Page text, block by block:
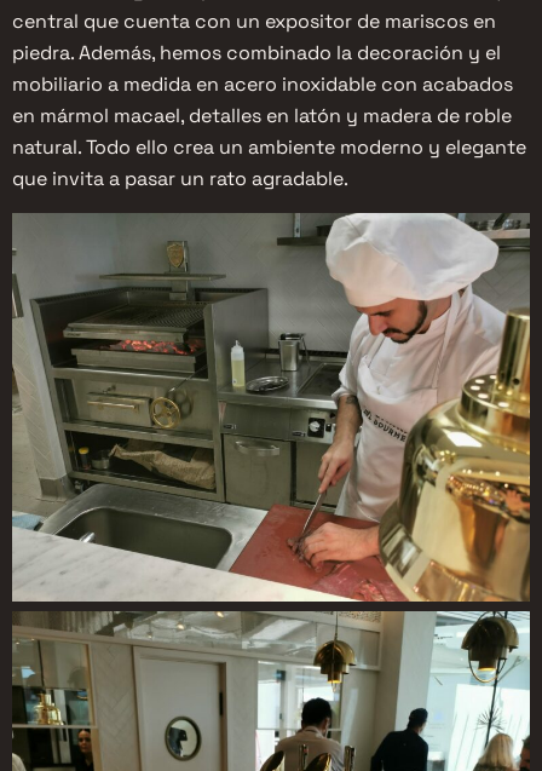
central que cuenta con un expositor de mariscos en
piedra. Además, hemos combinado la decoración y el
mobiliario a medida en acero inoxidable con acabados
en mármol macael, detalles en latón y madera de roble
natural. Todo ello crea un ambiente moderno y elegante
que invita a pasar un rato agradable.